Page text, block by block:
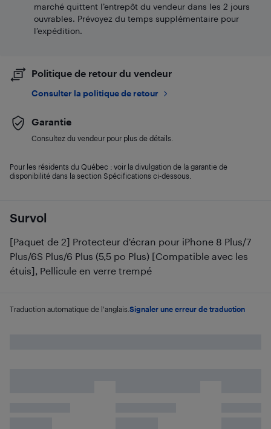
Survol
[Paquet de 2] Protecteur d'écran pour iPhone 8 Plus/7
Plus/6S Plus/6 Plus (5,5 po Plus) [Compatible avec les
étuis], Pellicule en verre trempé
Traduction automatique de l'anglais. Signaler une erreur de traduction
marché quittent l’entrepôt du vendeur dans les 2 jours
ouvrables. Prévoyez du temps supplémentaire pour
l’expédition.
Politique de retour du vendeur
Consulter la politique de retour
Garantie
Consultez du vendeur pour plus de détails.
Pour les résidents du Québec : voir la divulgation de la garantie de
disponibilité dans la section Spécifications ci-dessous.